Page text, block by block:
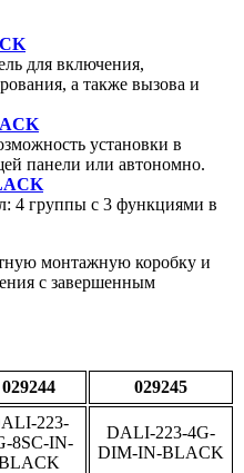
для включения,
а также вызова и
установки в
панели или автономно.
4 группы с 3 функциями в
монтажную коробку и
с завершенным
029244 029245
223-
8SC-IN-
DALI-223-4G-
DIM-IN-BLACK